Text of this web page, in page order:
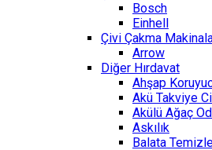
Bosch
Einhell
Çivi Çakma
Arrow
Diğer Hırdavat
Ahşap
Akü Takviye
Akülü Ağaç
Askılık
Balata